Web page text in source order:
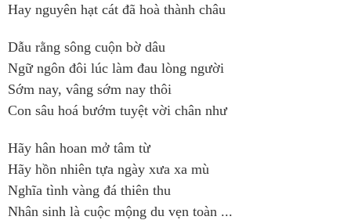
Hay nguyên hạt cát đã hoà thành châu
Dẫu rằng sông cuộn bờ dâu
Ngữ ngôn đôi lúc làm đau lòng người
Sớm nay, vâng sớm nay thôi
Con sâu hoá bướm tuyệt vời chân như
Hãy hân hoan mở tâm từ
Hãy hồn nhiên tựa ngày xưa xa mù
Nghĩa tình vàng đá thiên thu
Nhân sinh là cuộc mộng du vẹn toàn ...